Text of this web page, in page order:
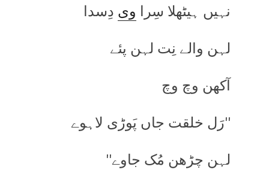
نہیں ہیٹھلا سِرا وی دِسدا
لہن والے نِت لہن پئے
آکھن وچ وچ
''رَل خلقت جاں پَوڑی لاہوے
لہن چڑھن مُک جاوے''